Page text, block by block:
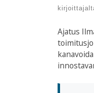
Ajatus